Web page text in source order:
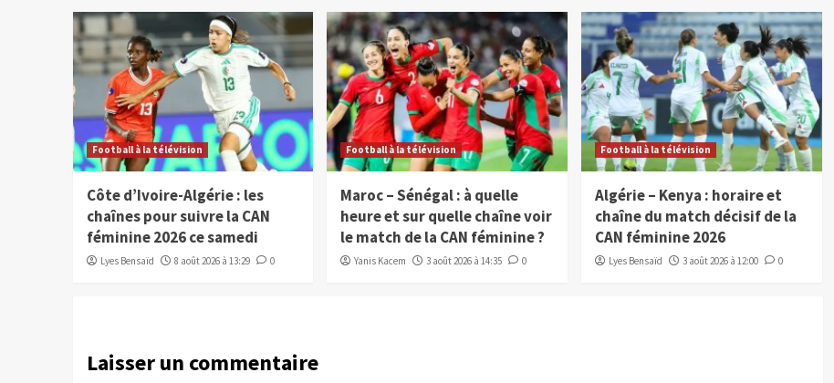
Football à la télévision
Côte d’Ivoire-Algérie : les
chaînes pour suivre la CAN
féminine 2026 ce samedi
Lyes Bensaïd 8 août 2026 à 13:29 0
Football à la télévision
Maroc – Sénégal : à quelle
heure et sur quelle chaîne voir
le match de la CAN féminine ?
Yanis Kacem 3 août 2026 à 14:35 0
Football à la télévision
Algérie – Kenya : horaire et
chaîne du match décisif de la
CAN féminine 2026
Lyes Bensaïd 3 août 2026 à 12:00 0
Laisser un commentaire